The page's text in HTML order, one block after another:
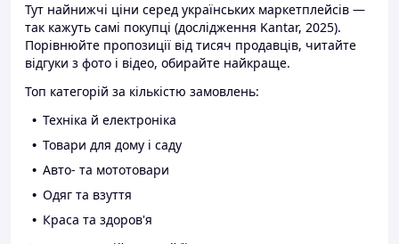
Тут найнижчі ціни серед українських маркетплейсів —
так кажуть самі покупці (дослідження Kantar, 2025).
Порівнюйте пропозиції від тисяч продавців, читайте
відгуки з фото і відео, обирайте найкраще.
Топ категорій за кількістю замовлень:
Техніка й електроніка
Товари для дому і саду
Авто- та мототовари
Одяг та взуття
Краса та здоров'я